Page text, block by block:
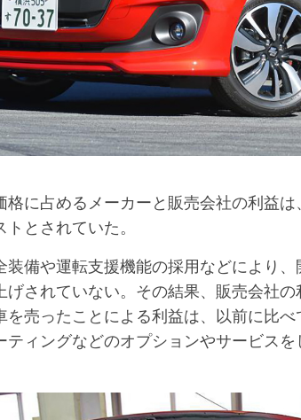
に占めるメーカーと販売会社の利益
とされていた。
備や運転支援機能の採用などにより
げされていない。その結果、販売会社
を売ったことによる利益は、以前に比
ティングなどのオプションやサービス